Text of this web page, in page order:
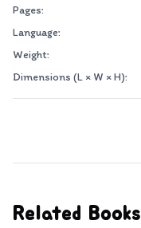
Pages:
Language:
Weight:
Dimensions (L × W × H):
Related Books